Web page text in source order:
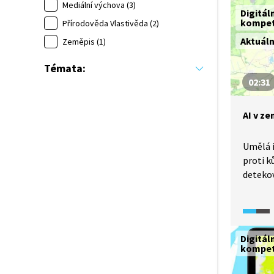
Mediální výchova (3)
Přírodověda Vlastivěda (2)
Zeměpis (1)
Témata:
02:31
AI v
Umělá
proti
s
počasí